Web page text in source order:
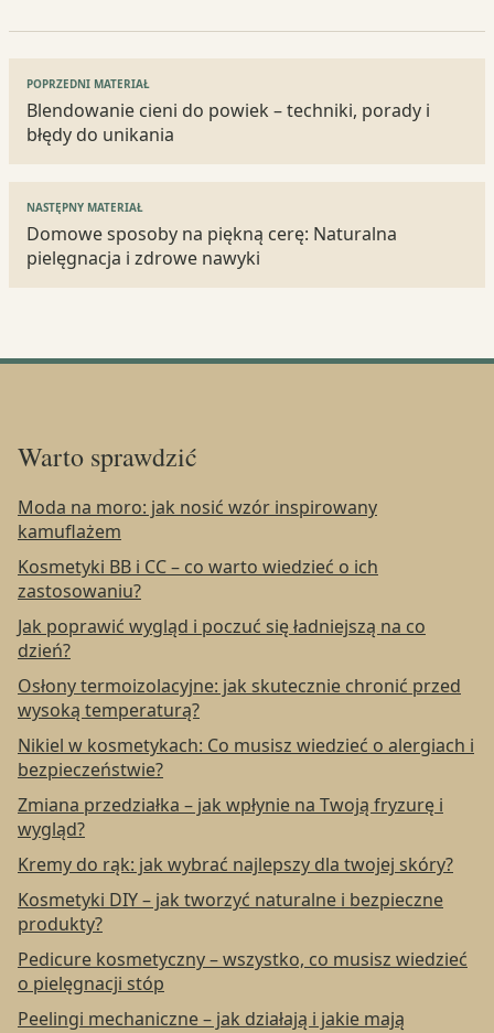
Nawigacja
wpisu
POPRZEDNI MATERIAŁ
Blendowanie cieni do powiek – techniki, porady i
błędy do unikania
NASTĘPNY MATERIAŁ
Domowe sposoby na piękną cerę: Naturalna
pielęgnacja i zdrowe nawyki
Warto sprawdzić
Moda na moro: jak nosić wzór inspirowany
kamuflażem
Kosmetyki BB i CC – co warto wiedzieć o ich
zastosowaniu?
Jak poprawić wygląd i poczuć się ładniejszą na co
dzień?
Osłony termoizolacyjne: jak skutecznie chronić przed
wysoką temperaturą?
Nikiel w kosmetykach: Co musisz wiedzieć o alergiach i
bezpieczeństwie?
Zmiana przedziałka – jak wpłynie na Twoją fryzurę i
wygląd?
Kremy do rąk: jak wybrać najlepszy dla twojej skóry?
Kosmetyki DIY – jak tworzyć naturalne i bezpieczne
produkty?
Pedicure kosmetyczny – wszystko, co musisz wiedzieć
o pielęgnacji stóp
Peelingi mechaniczne – jak działają i jakie mają